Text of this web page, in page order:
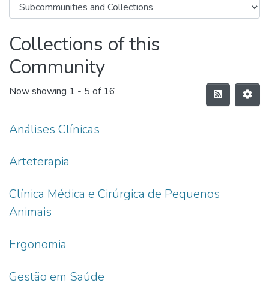
Collections of this
Community
Now showing 1 - 5 of 16
Análises Clínicas
Arteterapia
Clínica Médica e Cirúrgica de Pequenos
Animais
Ergonomia
Gestão em Saúde